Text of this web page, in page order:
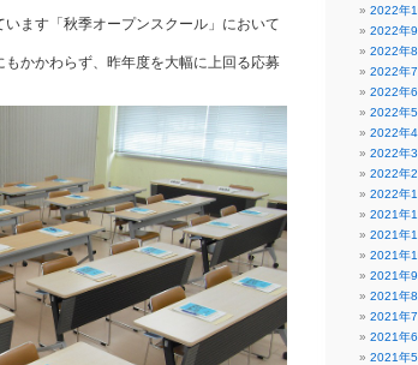
ます「秋季オープンスクール」において
かかわらず、昨年度を大幅に上回る応募
2022年
2022年9
2022年8
2022年7
2022年6
2022年5
2022年4
2022年3
2022年2
2022年1
2021年
2021年
2021年
2021年9
2021年8
2021年7
2021年6
2021年5